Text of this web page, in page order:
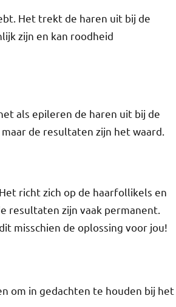
Het trekt de haren uit bij de
zijn en kan roodheid
als epileren de haren uit bij de
de resultaten zijn het waard.
richt zich op de haarfollikels en
resultaten zijn vaak permanent.
misschien de oplossing voor jou!
om in gedachten te houden bij het